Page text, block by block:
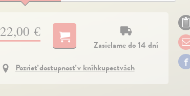
22,00 €
Zasielame do 14 dní
Pozrieť dostupnosť v kníhkupectvách